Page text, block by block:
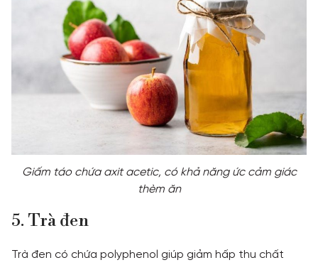
Giấm táo chứa axit acetic, có khả năng ức cảm giác
thèm ăn
5. Trà đen
Trà đen có chứa polyphenol giúp giảm hấp thu chất